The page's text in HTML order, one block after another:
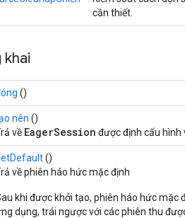
cần thiết.
khai
()
nên ()
về EagerSession được định cấu hình
()
về phiên háo hức mặc định
khi được khởi tạo, phiên háo hức mặc
dụng, trái ngược với các phiên thu